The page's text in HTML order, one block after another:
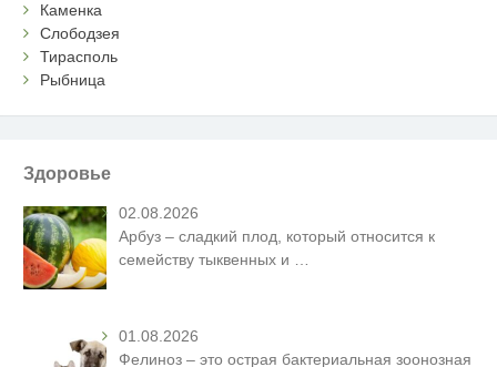
Каменка
Слободзея
Тирасполь
Рыбница
Здоровье
02.08.2026
Арбуз – сладкий плод, который относится к
семейству тыквенных и
01.08.2026
Фелиноз – это острая бактериальная зоонозная